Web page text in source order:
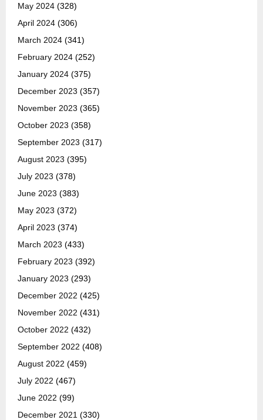
May 2024 (328)
April 2024 (306)
March 2024 (341)
February 2024 (252)
January 2024 (375)
December 2023 (357)
November 2023 (365)
October 2023 (358)
September 2023 (317)
August 2023 (395)
July 2023 (378)
June 2023 (383)
May 2023 (372)
April 2023 (374)
March 2023 (433)
February 2023 (392)
January 2023 (293)
December 2022 (425)
November 2022 (431)
October 2022 (432)
September 2022 (408)
August 2022 (459)
July 2022 (467)
June 2022 (99)
December 2021 (330)